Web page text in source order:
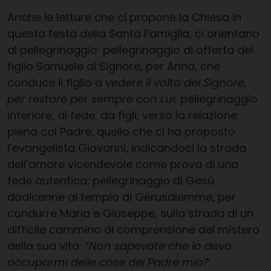
Anche le letture che ci propone la Chiesa in
questa festa della Santa Famiglia, ci orientano
al pellegrinaggio: pellegrinaggio di offerta del
figlio Samuele al Signore, per Anna, che
conduce il figlio a vedere il volto del Signore,
per restare per sempre con Lui; pellegrinaggio
interiore, di fede, da figli, verso la relazione
piena col Padre, quello che ci ha proposto
l’evangelista Giovanni, indicandoci la strada
dell’amore vicendevole come prova di una
fede autentica; pellegrinaggio di Gesù
dodicenne al tempio di Gerusalemme, per
condurre Maria e Giuseppe, sulla strada di un
difficile cammino di comprensione del mistero
della sua vita: “Non sapevate che io devo
occuparmi delle cose del Padre mio?